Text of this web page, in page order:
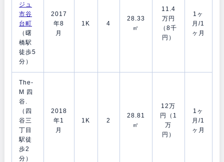
ジュ
市谷
台町
（曙
橋駅
徒歩5
分）
2017
年8
月
1K 4
28.33
㎡
11.4
万円
（8千
円）
1ヶ
月/1
ヶ月
The-
M 四
谷.
（四
谷三
丁目
駅徒
歩2
分）
2018
年1
月
1K 2
28.81
㎡
12万
円（1
万
円）
1ヶ
月/1
ヶ月